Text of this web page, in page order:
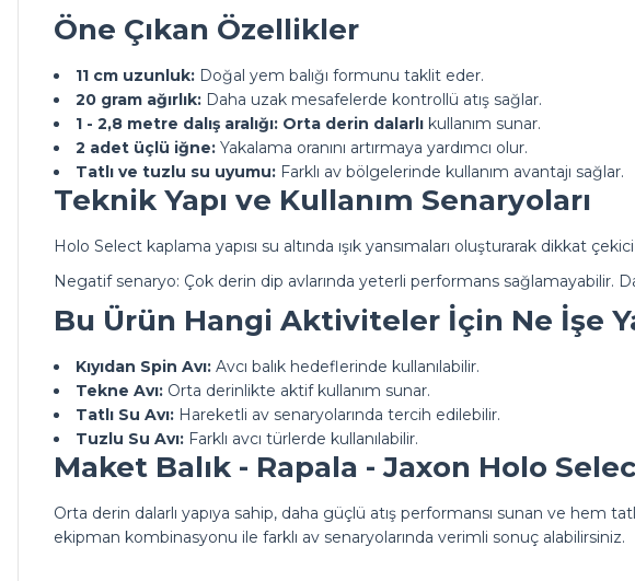
Öne Çıkan Özellikler
11 cm uzunluk: Doğal yem balığı formunu taklit eder.
20 gram ağırlık: Daha uzak mesafelerde kontrollü atış sağlar.
1 - 2,8 metre dalış aralığı: Orta derin dalarlı kullanım sunar.
2 adet üçlü iğne: Yakalama oranını artırmaya yardımcı olur.
Tatlı ve tuzlu su uyumu: Farklı av bölgelerinde kullanım avantajı sağlar.
Teknik Yapı ve Kullanım Senaryoları
Holo Select kaplama yapısı su altında ışık yansımaları oluşturarak dikkat
Negatif senaryo: Çok derin dip avlarında yeterli performans sağlamayabilir.
Bu Ürün Hangi Aktiviteler İçin Ne İşe
Kıyıdan Spin Avı: Avcı balık hedeflerinde kullanılabilir.
Tekne Avı: Orta derinlikte aktif kullanım sunar.
Tatlı Su Avı: Hareketli av senaryolarında tercih edilebilir.
Tuzlu Su Avı: Farklı avcı türlerde kullanılabilir.
Maket Balık - Rapala - Jaxon Holo
Orta derin dalarlı yapıya sahip, daha güçlü atış performansı sunan ve hem
ekipman kombinasyonu ile farklı av senaryolarında verimli sonuç alabilirsiniz.